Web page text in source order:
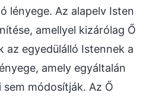
lényege. Az alapelv Isten
amellyel kizárólag Ő
az egyedülálló Istennek a
amely egyáltalán
módosítják. Az Ő